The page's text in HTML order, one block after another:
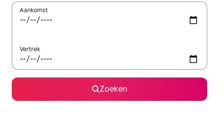
Aankomst
Vertrek
Zoeken